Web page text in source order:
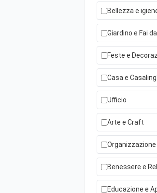
Bellezza e
Giardino e Fai
Feste e
Casa e
Ufficio
Arte e Craft
Benessere e
Educazione e